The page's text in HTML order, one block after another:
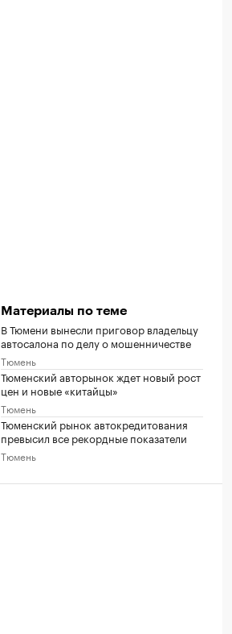
Материалы по теме
В Тюмени вынесли приговор владельцу
автосалона по делу о мошенничестве
Тюмень
Тюменский авторынок ждет новый рост
цен и новые «китайцы»
Тюмень
Тюменский рынок автокредитования
превысил все рекордные показатели
Тюмень